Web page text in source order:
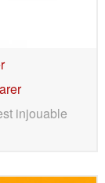
injouable